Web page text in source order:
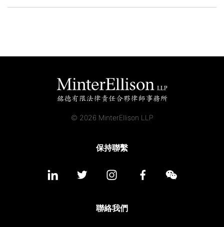
最新消息
© 2026 MinterEllison LLP
保持聯繫
聯絡我們